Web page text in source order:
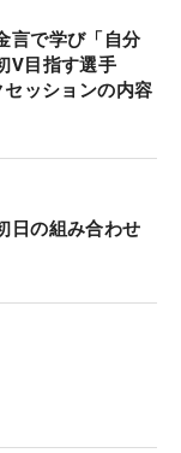
言で学び「自分
V目指す選手
ッションの内容
の組み合わせ